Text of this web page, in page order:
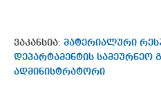
ვაკანსია: მატერიალური
დეპარტამენტის სამეურნეო
ადმინისტრატორი